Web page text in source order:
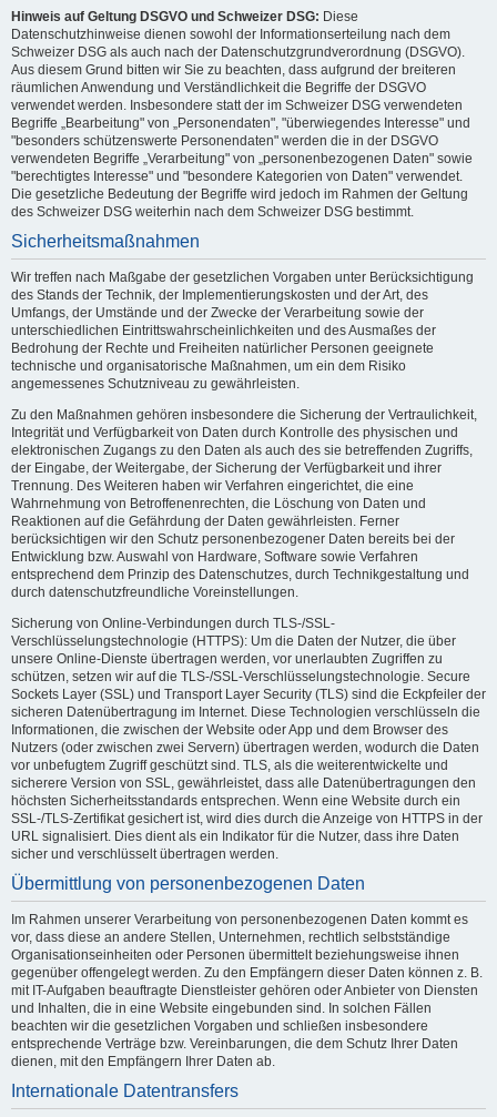
Hinweis auf Geltung DSGVO und Schweizer DSG: Diese
Datenschutzhinweise dienen sowohl der Informationserteilung nach dem
Schweizer DSG als auch nach der Datenschutzgrundverordnung (DSGVO).
Aus diesem Grund bitten wir Sie zu beachten, dass aufgrund der breiteren
räumlichen Anwendung und Verständlichkeit die Begriffe der DSGVO
verwendet werden. Insbesondere statt der im Schweizer DSG verwendeten
Begriffe „Bearbeitung" von „Personendaten", "überwiegendes Interesse" und
"besonders schützenswerte Personendaten" werden die in der DSGVO
verwendeten Begriffe „Verarbeitung" von „personenbezogenen Daten" sowie
"berechtigtes Interesse" und "besondere Kategorien von Daten" verwendet.
Die gesetzliche Bedeutung der Begriffe wird jedoch im Rahmen der Geltung
des Schweizer DSG weiterhin nach dem Schweizer DSG bestimmt.
Sicherheitsmaßnahmen
Wir treffen nach Maßgabe der gesetzlichen Vorgaben unter Berücksichtigung
des Stands der Technik, der Implementierungskosten und der Art, des
Umfangs, der Umstände und der Zwecke der Verarbeitung sowie der
unterschiedlichen Eintrittswahrscheinlichkeiten und des Ausmaßes der
Bedrohung der Rechte und Freiheiten natürlicher Personen geeignete
technische und organisatorische Maßnahmen, um ein dem Risiko
angemessenes Schutzniveau zu gewährleisten.
Zu den Maßnahmen gehören insbesondere die Sicherung der Vertraulichkeit,
Integrität und Verfügbarkeit von Daten durch Kontrolle des physischen und
elektronischen Zugangs zu den Daten als auch des sie betreffenden Zugriffs,
der Eingabe, der Weitergabe, der Sicherung der Verfügbarkeit und ihrer
Trennung. Des Weiteren haben wir Verfahren eingerichtet, die eine
Wahrnehmung von Betroffenenrechten, die Löschung von Daten und
Reaktionen auf die Gefährdung der Daten gewährleisten. Ferner
berücksichtigen wir den Schutz personenbezogener Daten bereits bei der
Entwicklung bzw. Auswahl von Hardware, Software sowie Verfahren
entsprechend dem Prinzip des Datenschutzes, durch Technikgestaltung und
durch datenschutzfreundliche Voreinstellungen.
Sicherung von Online-Verbindungen durch TLS-/SSL-
Verschlüsselungstechnologie (HTTPS): Um die Daten der Nutzer, die über
unsere Online-Dienste übertragen werden, vor unerlaubten Zugriffen zu
schützen, setzen wir auf die TLS-/SSL-Verschlüsselungstechnologie. Secure
Sockets Layer (SSL) und Transport Layer Security (TLS) sind die Eckpfeiler der
sicheren Datenübertragung im Internet. Diese Technologien verschlüsseln die
Informationen, die zwischen der Website oder App und dem Browser des
Nutzers (oder zwischen zwei Servern) übertragen werden, wodurch die Daten
vor unbefugtem Zugriff geschützt sind. TLS, als die weiterentwickelte und
sicherere Version von SSL, gewährleistet, dass alle Datenübertragungen den
höchsten Sicherheitsstandards entsprechen. Wenn eine Website durch ein
SSL-/TLS-Zertifikat gesichert ist, wird dies durch die Anzeige von HTTPS in der
URL signalisiert. Dies dient als ein Indikator für die Nutzer, dass ihre Daten
sicher und verschlüsselt übertragen werden.
Übermittlung von personenbezogenen Daten
Im Rahmen unserer Verarbeitung von personenbezogenen Daten kommt es
vor, dass diese an andere Stellen, Unternehmen, rechtlich selbstständige
Organisationseinheiten oder Personen übermittelt beziehungsweise ihnen
gegenüber offengelegt werden. Zu den Empfängern dieser Daten können z. B.
mit IT-Aufgaben beauftragte Dienstleister gehören oder Anbieter von Diensten
und Inhalten, die in eine Website eingebunden sind. In solchen Fällen
beachten wir die gesetzlichen Vorgaben und schließen insbesondere
entsprechende Verträge bzw. Vereinbarungen, die dem Schutz Ihrer Daten
dienen, mit den Empfängern Ihrer Daten ab.
Internationale Datentransfers